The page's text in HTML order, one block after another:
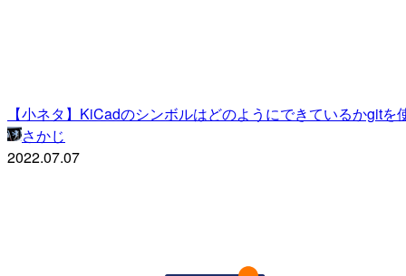
【小ネタ】KiCadのシンボルはどのようにできているかgitを
さかじ
2022.07.07